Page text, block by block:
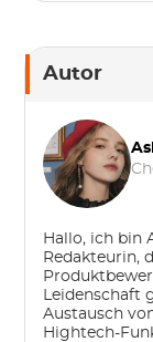
Autor
Hallo, ich bin
Redakteurin,
Austausch
Hightech-